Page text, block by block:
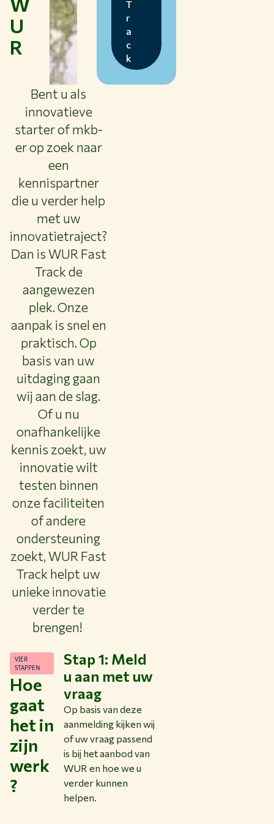
U
R
T
r
a
c
k
Bent u als
innovatieve
starter of mkb-
er op zoek naar
een
kennispartner
die u verder help
met uw
innovatietraject?
Dan is WUR Fast
Track de
aangewezen
plek. Onze
aanpak is snel en
praktisch. Op
basis van uw
uitdaging gaan
wij aan de slag.
Of u nu
onafhankelijke
kennis zoekt, uw
innovatie wilt
testen binnen
onze faciliteiten
of andere
ondersteuning
zoekt, WUR Fast
Track helpt uw
unieke innovatie
verder te
brengen!​
Hoe
gaat
het in
zijn
werk
?
VIER
STAPPEN
Stap 1: Meld
u aan met uw
vraag
Op basis van deze
aanmelding kijken wij
of uw vraag passend
is bij het aanbod van
WUR en hoe we u
verder kunnen
helpen.